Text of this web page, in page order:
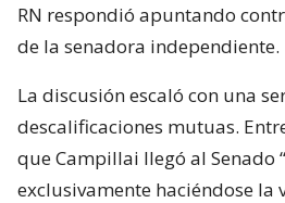
RN respondió apuntando
de la senadora independiente.
La discusión escaló con una
descalificaciones mutuas.
que Campillai llegó al Senado
exclusivamente haciéndose la